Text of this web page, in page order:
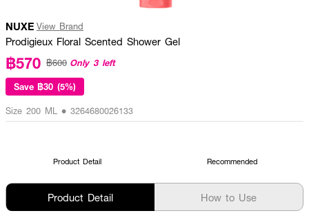
NUXE View Brand
Prodigieux Floral Scented Shower Gel
฿570 ฿600 Only 3 left
Save ฿30 (5%)
Size 200 ML • 3264680026133
Product Detail Recommended
Product Detail How to Use